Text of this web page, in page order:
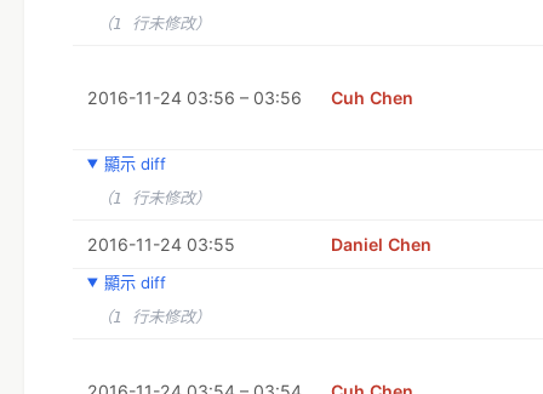
（1 行未修改）
2016-11-24 03:56 – 03:56 Cuh Chen
顯示 diff
（1 行未修改）
2016-11-24 03:55 Daniel Chen
顯示 diff
（1 行未修改）